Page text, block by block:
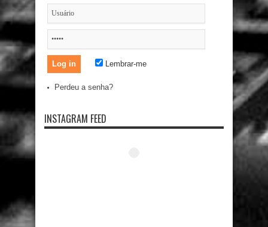
Lembrar-me
Perdeu a senha?
INSTAGRAM FEED